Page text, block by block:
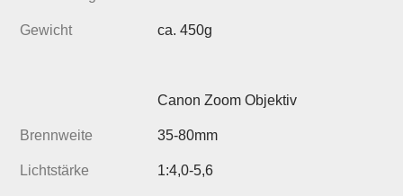
Gewicht ca. 450g
Canon Zoom Objektiv
Brennweite 35-80mm
Lichtstärke 1:4,0-5,6